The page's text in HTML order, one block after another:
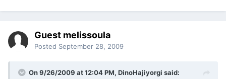
Guest melissoula
Posted September 28, 2009
On 9/26/2009 at 12:04 PM, DinoHajiyorgi said: